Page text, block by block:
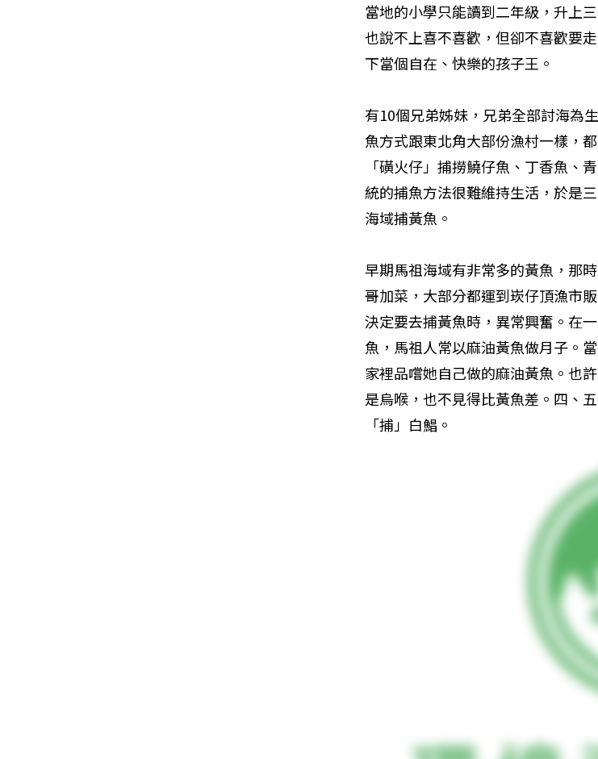
當地的小學只能讀到二年級，升上
也說不上喜不喜歡，但卻不喜歡要
下當個自在、快樂的孩子王。
有10個兄弟姊妹，兄弟全部討海為
魚方式跟東北角大部份漁村一樣，
「磺火仔」捕撈鱙仔魚、丁香魚、
統的捕魚方法很難維持生活，於是
海域捕黃魚。
早期馬祖海域有非常多的黃魚，那
哥加菜，大部分都運到崁仔頂漁市
決定要去捕黃魚時，異常興奮。在
魚，馬祖人常以麻油黃魚做月子。
家裡品嚐她自己做的麻油黃魚。也
是烏喉，也不見得比黃魚差。四、
「捕」白鯧。